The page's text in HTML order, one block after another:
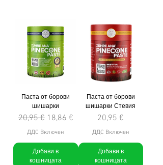
Паста от борови
шишарки
Редовна цена
20,95 € Продажна цена
18,86 €
ДДС Включен
Добави в
кошницата
Паста от борови
шишарки Стевия
Цена
20,95 €
ДДС Включен
Добави в
кошницата